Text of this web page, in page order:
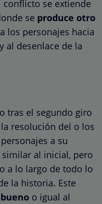
se extiende
se produce otro
los personajes hacia
al desenlace de la
tras el segundo giro
resolución del o los
a su
al inicial, pero
a lo largo de todo lo
la historia. Este
o igual al